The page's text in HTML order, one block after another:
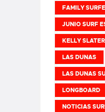
FAMILY
JUNIO SURF
KELLY SLATER
LAS DUNAS
LAS DUNAS
LONGBOARD
NOTICIAS